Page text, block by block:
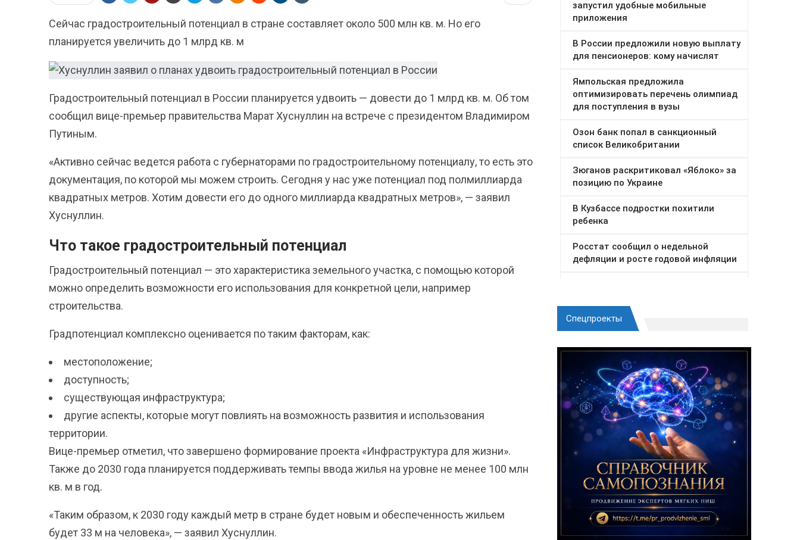
Сейчас градостроительный потенциал в стране составляет около 500 млн кв. м. Но его
планируется увеличить до 1 млрд кв. м
Градостроительный потенциал в России планируется удвоить — довести до 1 млрд кв. м. Об том
сообщил вице-премьер правительства Марат Хуснуллин на встрече с президентом Владимиром
Путиным.
«Активно сейчас ведется работа с губернаторами по градостроительному потенциалу, то есть это
документация, по которой мы можем строить. Сегодня у нас уже потенциал под полмиллиарда
квадратных метров. Хотим довести его до одного миллиарда квадратных метров», — заявил
Хуснуллин.
Что такое градостроительный потенциал
Градостроительный потенциал — это характеристика земельного участка, с помощью которой
можно определить возможности его использования для конкретной цели, например
строительства.
Градпотенциал комплексно оценивается по таким факторам, как:
местоположение;
доступность;
существующая инфраструктура;
другие аспекты, которые могут повлиять на возможность развития и использования
территории.
Вице-премьер отметил, что завершено формирование проекта «Инфраструктура для жизни».
Также до 2030 года планируется поддерживать темпы ввода жилья на уровне не менее 100 млн
кв. м в год.
«Таким образом, к 2030 году каждый метр в стране будет новым и обеспеченность жильем
будет 33 м на человека», — заявил Хуснуллин.
Спецпроекты